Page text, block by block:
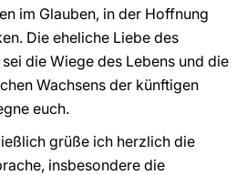
im Glauben, in der Hoffnung
Die eheliche Liebe des
die Wiege des Lebens und die
Wachsens der künftigen
euch.
grüße ich herzlich die
insbesondere die